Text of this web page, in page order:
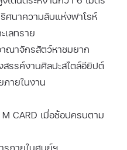
ศนาความลับแห่งฟาโรห์​​
ลทราย
ณาจักรสัตว์หาชมยาก​​
สรรค์งานศิลปะสไตล์อียิปต์
ายในงาน​​
CARD เมื่อช้อปครบตาม